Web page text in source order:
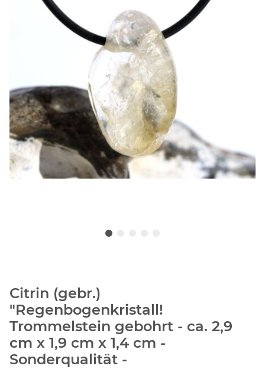
Citrin (gebr.)
"Regenbogenkristall!
Trommelstein gebohrt - ca. 2,9
cm x 1,9 cm x 1,4 cm -
Sonderqualität -